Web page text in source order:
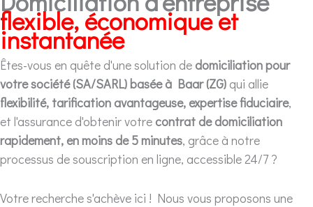
flexible, économique et
instantanée
Êtes-vous en quête d'une solution de domiciliation pour
votre société (SA/SARL) basée à Baar (ZG) qui allie
flexibilité, tarification avantageuse, expertise fiduciaire,
et l'assurance d'obtenir votre contrat de domiciliation
rapidement, en moins de 5 minutes, grâce à notre
processus de souscription en ligne, accessible 24/7 ?
Votre recherche s'achève ici ! Nous vous proposons une